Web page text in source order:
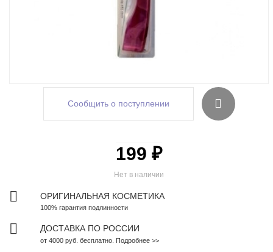
Сообщить о поступлении
Нет в наличии
199 ₽
ОРИГИНАЛЬНАЯ КОСМЕТИКА
100% гарантия подлинности
ДОСТАВКА ПО РОССИИ
от 4000 руб. бесплатно. Подробнее >>